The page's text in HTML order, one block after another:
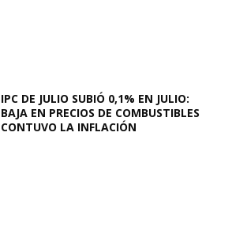
IPC DE JULIO SUBIÓ 0,1% EN JULIO:
BAJA EN PRECIOS DE COMBUSTIBLES
CONTUVO LA INFLACIÓN